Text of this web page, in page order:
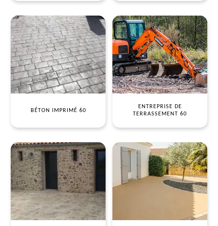
BÉTON IMPRIMÉ 60
ENTREPRISE DE
TERRASSEMENT 60